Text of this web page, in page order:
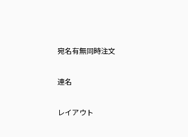
宛名有無同時注文
連名
レイアウト